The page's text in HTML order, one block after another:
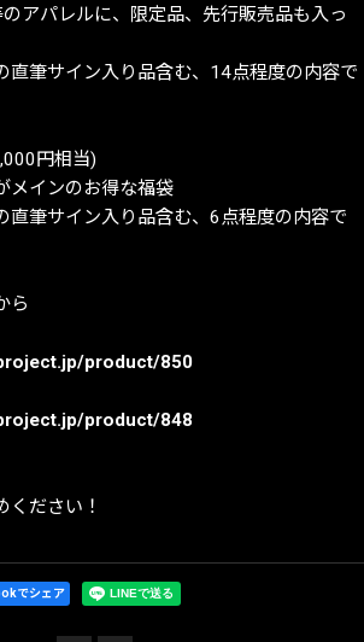
アパレルに、限定品、先行販売品も入っ
直筆サイン入り品含む、14点程度の内容で
円相当)
メインのお得な福袋
直筆サイン入り品含む、6点程度の内容で
ら
product/850
product/848
ください！
でシェア